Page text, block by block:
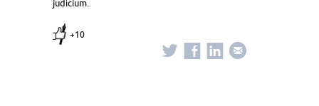
judicium.
+10